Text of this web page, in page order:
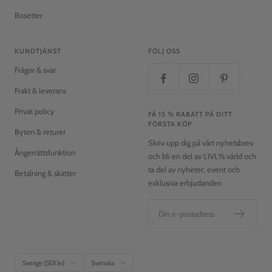
Rosetter
KUNDTJÄNST
Frågor & svar
Frakt & leverans
Privat policy
Byten & returer
Ångerrättsfunktion
Betalning & skatter
FÖLJ OSS
FÅ 15 % RABATT PÅ DITT
FÖRSTA KÖP
Skriv upp dig på vårt nyhetsbrev
och bli en del av LIVLYs värld och
ta del av nyheter, event och
exklusiva erbjudanden
Din e-postadress
Land/Region
Sverige (SEK kr) Språk
Svenska